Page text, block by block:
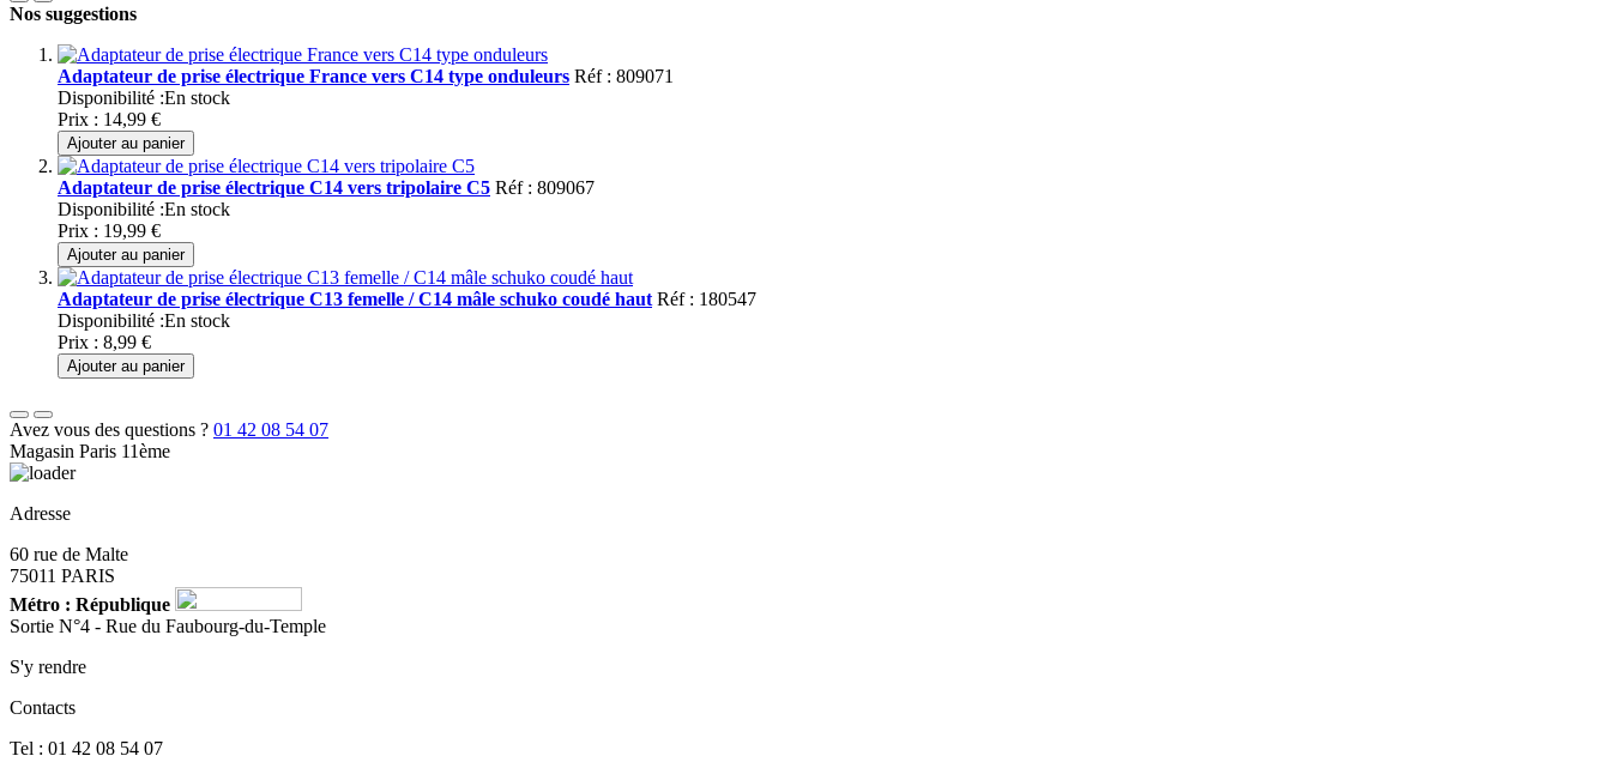
Nos suggestions
Adaptateur de prise électrique France vers C14 type onduleurs Réf : 809071
Disponibilité :En stock
Prix : 14,99 €
Ajouter au panier
Adaptateur de prise électrique C14 vers tripolaire C5 Réf : 809067
Disponibilité :En stock
Prix : 19,99 €
Ajouter au panier
Adaptateur de prise électrique C13 femelle / C14 mâle schuko coudé haut Réf : 180547
Disponibilité :En stock
Prix : 8,99 €
Ajouter au panier
Avez vous des questions ? 01 42 08 54 07
Magasin Paris 11ème
Adresse
60 rue de Malte
75011 PARIS
Métro : République
Sortie N°4 - Rue du Faubourg-du-Temple
S'y rendre
Contacts
Tel : 01 42 08 54 07